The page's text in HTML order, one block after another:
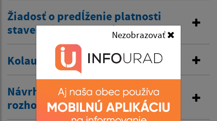
Nezobrazovať
Žiadosť o predĺženie platnosti
stavebného povolenia
Kolaudačné rozhodnutie
Návrh na vydanie územného
rozhodnutia